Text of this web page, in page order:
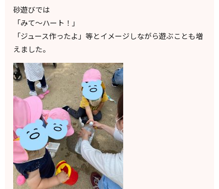
砂遊びでは
「みて〜ハート！」
「ジュース作ったよ」等とイメージしながら遊ぶことも増
えました。